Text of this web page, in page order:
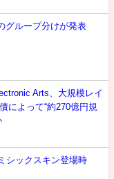
グループ分けが発表
Arts、大規模レイ
によって“約270億円規
シックスキン登場時